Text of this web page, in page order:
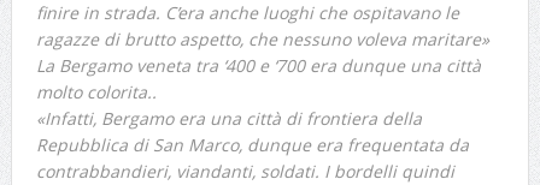
finire in strada. C’era anche luoghi che ospitavano le
ragazze di brutto aspetto, che nessuno voleva maritare»
La Bergamo veneta tra ‘400 e ‘700 era dunque una città
molto colorita..
«Infatti, Bergamo era una città di frontiera della
Repubblica di San Marco, dunque era frequentata da
contrabbandieri, viandanti, soldati. I bordelli quindi